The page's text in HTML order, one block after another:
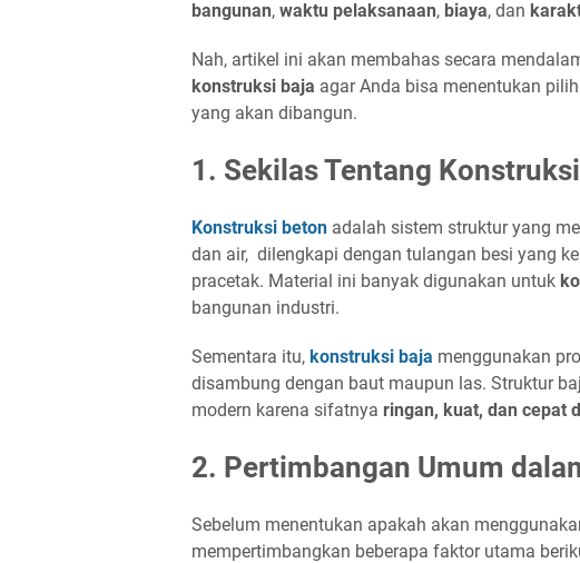
bangunan, waktu pelaksanaan, biaya, dan
Nah, artikel ini akan membahas secara
konstruksi baja agar Anda bisa menentukan
yang akan dibangun.
1. Sekilas Tentang
Konstruksi beton adalah sistem struktur yang
dan air, dilengkapi dengan tulangan besi yang
pracetak. Material ini banyak digunakan untuk
bangunan industri.
Sementara itu, konstruksi baja menggunakan
disambung dengan baut maupun las. Struktur
modern karena sifatnya ringan, kuat, dan cepat
2. Pertimbangan Umum
Sebelum menentukan apakah akan
mempertimbangkan beberapa faktor utama